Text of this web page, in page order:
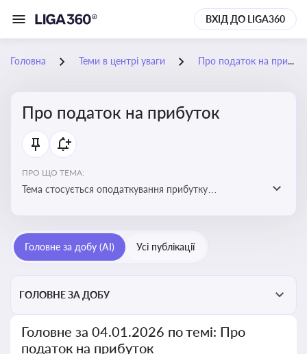
ВХІД ДО LIGA360
Головна Теми в центрі уваги Про податок на прибуток
Про податок на прибуток
ПРО ЩО ТЕМА:
Тема стосується оподаткування прибутку
звітність для бізнесу, бухгалтерів і юристів
Головне за добу (AI) Усі публікації
ГОЛОВНЕ ЗА ДОБУ
Головне за 04.01.2026 по темі: Про
податок на прибуток